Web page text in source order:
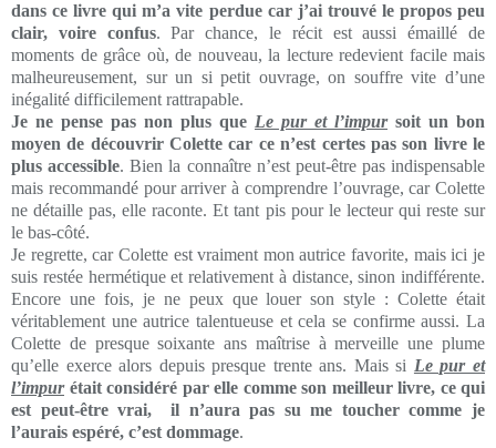
dans ce livre qui m’a vite perdue car j’ai trouvé le propos peu
clair, voire confus. Par chance, le récit est aussi émaillé de
moments de grâce où, de nouveau, la lecture redevient facile mais
malheureusement, sur un si petit ouvrage, on souffre vite d’une
inégalité difficilement rattrapable.
Je ne pense pas non plus que Le pur et l’impursoit un bon
moyen de découvrir Colette car ce n’est certes pas son livre le
plus accessible. Bien la connaître n’est peut-être pas indispensable
mais recommandé pour arriver à comprendre l’ouvrage, car Colette
ne détaille pas, elle raconte. Et tant pis pour le lecteur qui reste sur
le bas-côté.
Je regrette, car Colette est vraiment mon autrice favorite, mais ici je
suis restée hermétique et relativement à distance, sinon indifférente.
Encore une fois, je ne peux que louer son style : Colette était
véritablement une autrice talentueuse et cela se confirme aussi. La
Colette de presque soixante ans maîtrise à merveille une plume
qu’elle exerce alors depuis presque trente ans. Mais si Le pur et
l’impurétait considéré par elle comme son meilleur livre, ce qui
est peut-être vrai, il n’aura pas su me toucher comme je
l’aurais espéré, c’est dommage.